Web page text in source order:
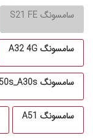
سامسونگ S21 FE
سامسونگ A32 4G
سامسونگ A50-A50s_A30s
سامسونگ A51